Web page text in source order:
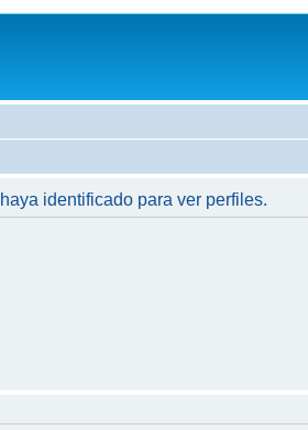
identificado para ver perfiles.